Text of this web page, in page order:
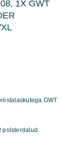
1X GWT
GWT
polsterdatud